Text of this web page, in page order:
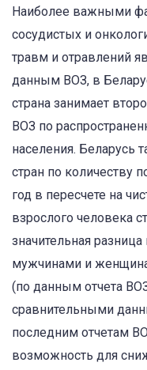
Наиболее важными
сосудистых и
травм и отравлений
данным ВОЗ, в
страна занимает
ВОЗ по
населения. Беларусь
стран по количеству
год в пересчете на
взрослого человека
значительная
мужчинами и
(по данным отчета
сравнительными
последним отчетам
возможность для